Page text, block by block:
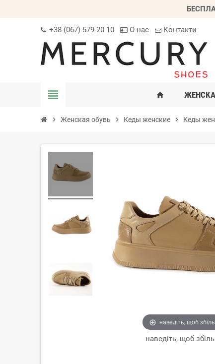
+38 (067) 579 20 10 О нас Контакти
view_headline home
chevron_right Женская обувь chevron_right Кеды женские chevron_right Кеды
наведіть, щоб
наведіть, щоб